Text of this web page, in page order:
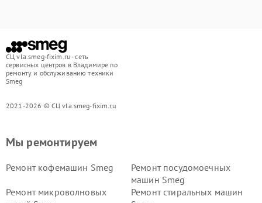
СЦ vla.smeg-fixim.ru - сеть
сервисных центров в Владимире по
ремонту и обслуживанию техники
Smeg
2021-2026 © СЦ vla.smeg-fixim.ru
Мы ремонтируем
Ремонт кофемашин Smeg
Ремонт посудомоечных
машин Smeg
Ремонт микроволновых
Ремонт стиральных машин